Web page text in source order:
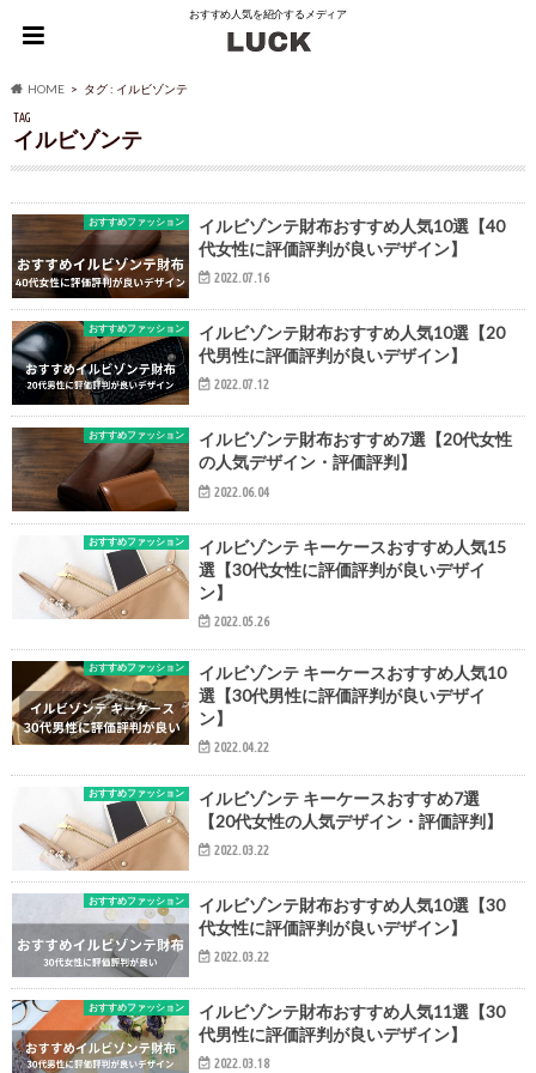
おすすめ人気を紹介するメディア
HOME タグ : イルビゾンテ
TAG
イルビゾンテ
おすすめファッション
イルビゾンテ財布おすすめ人気10選【40
代女性に評価評判が良いデザイン】
2022.07.16
おすすめファッション
イルビゾンテ財布おすすめ人気10選【20
代男性に評価評判が良いデザイン】
2022.07.12
おすすめファッション
イルビゾンテ財布おすすめ7選【20代女性
の人気デザイン・評価評判】
2022.06.04
おすすめファッション
イルビゾンテ キーケースおすすめ人気15
選【30代女性に評価評判が良いデザイ
ン】
2022.05.26
おすすめファッション
イルビゾンテ キーケースおすすめ人気10
選【30代男性に評価評判が良いデザイ
ン】
2022.04.22
おすすめファッション
イルビゾンテ キーケースおすすめ7選
【20代女性の人気デザイン・評価評判】
2022.03.22
おすすめファッション
イルビゾンテ財布おすすめ人気10選【30
代女性に評価評判が良いデザイン】
2022.03.22
おすすめファッション
イルビゾンテ財布おすすめ人気11選【30
代男性に評価評判が良いデザイン】
2022.03.18